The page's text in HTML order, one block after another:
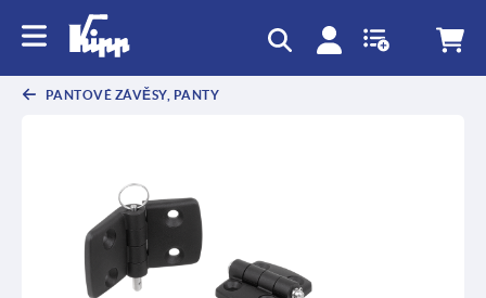
PANTOVÉ ZÁVĚSY, PANTY